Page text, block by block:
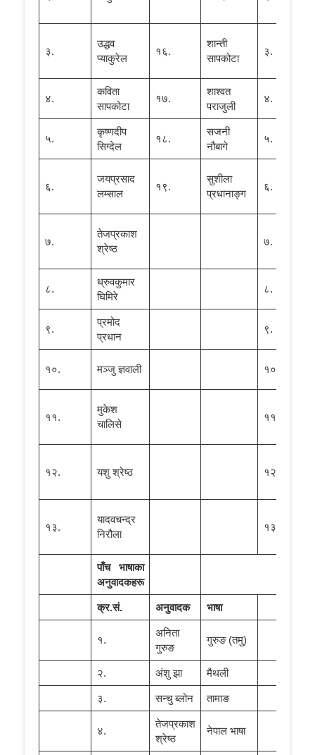
३.
उद्धव
प्याकुरेल
१६.
शान्ती
सापकोटा
३.
४.
कविता
सापकोटा
१७.
शाश्वत
पराजुली
४.
५.
कृष्णदीप
सिग्देल
१८.
सजनी
नौबागे
५.
६.
जयप्रसाद
लम्साल
१९.
सुशीला
प्रधानाङ्ग
६.
७.
तेजप्रकाश
श्रेष्ठ
७.
८.
ध्रुवकुमार
घिमिरे
८.
९.
प्रमोद
प्रधान
९.
१०. मञ्जु ज्ञवाली १०.
११.
मुकेश
चालिसे
११.
१२. यशु श्रेष्ठ १२.
१३.
यादवचन्द्र
निरौला
१३.
पाँच भाषाका
अनुवादकहरू
क्र.सं. अनुवादक भाषा
१.
अनिता
गुरुङ
गुरुङ (तमु)
२. अंशु झा मैथली
३. सन्चु ब्लोन तामाङ
४.
तेजप्रकाश
श्रेष्ठ
नेपाल भाषा